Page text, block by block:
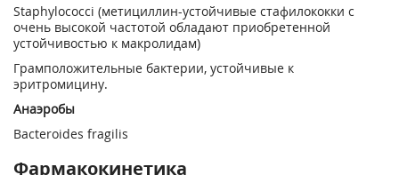
Staphylococci (метициллин-устойчивые стафилококки с
очень высокой частотой обладают приобретенной
устойчивостью к макролидам)
Грамположительные бактерии, устойчивые к
эритромицину.
Анаэробы
Bacteroides fragilis
Фармакокинетика